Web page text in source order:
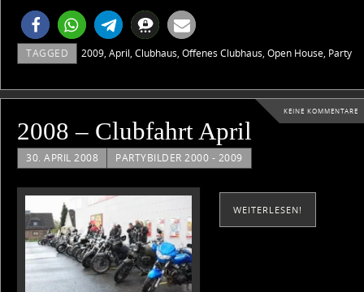
TAGGED 2009,April,Clubhaus,Offenes Clubhaus,Open House, Party
KEINE KOMMENTARE
2008 – Clubfahrt April
30. APRIL 2008 PARTYBILDER 2000 - 2009
WEITERLESEN!